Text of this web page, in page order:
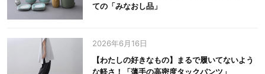
ての「みなおし品」
2026年6月16日
【わたしの好きなもの】まるで履いてないよう
な軽さ！「薄手の高密度タックパンツ」